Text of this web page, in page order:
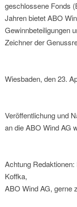
geschlossene Fonds
Jahren bietet ABO
Gewinnbeteiligungen
Zeichner der
Wiesbaden, den 23.
Veröffentlichung und
an die ABO Wind AG
Achtung
Koffka,
ABO Wind AG, gerne